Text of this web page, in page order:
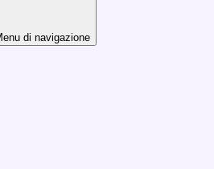
di navigazione